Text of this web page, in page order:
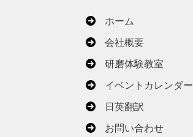
ホーム
会社概要
研磨体験教室
イベントカレンダー
日英翻訳
お問い合わせ